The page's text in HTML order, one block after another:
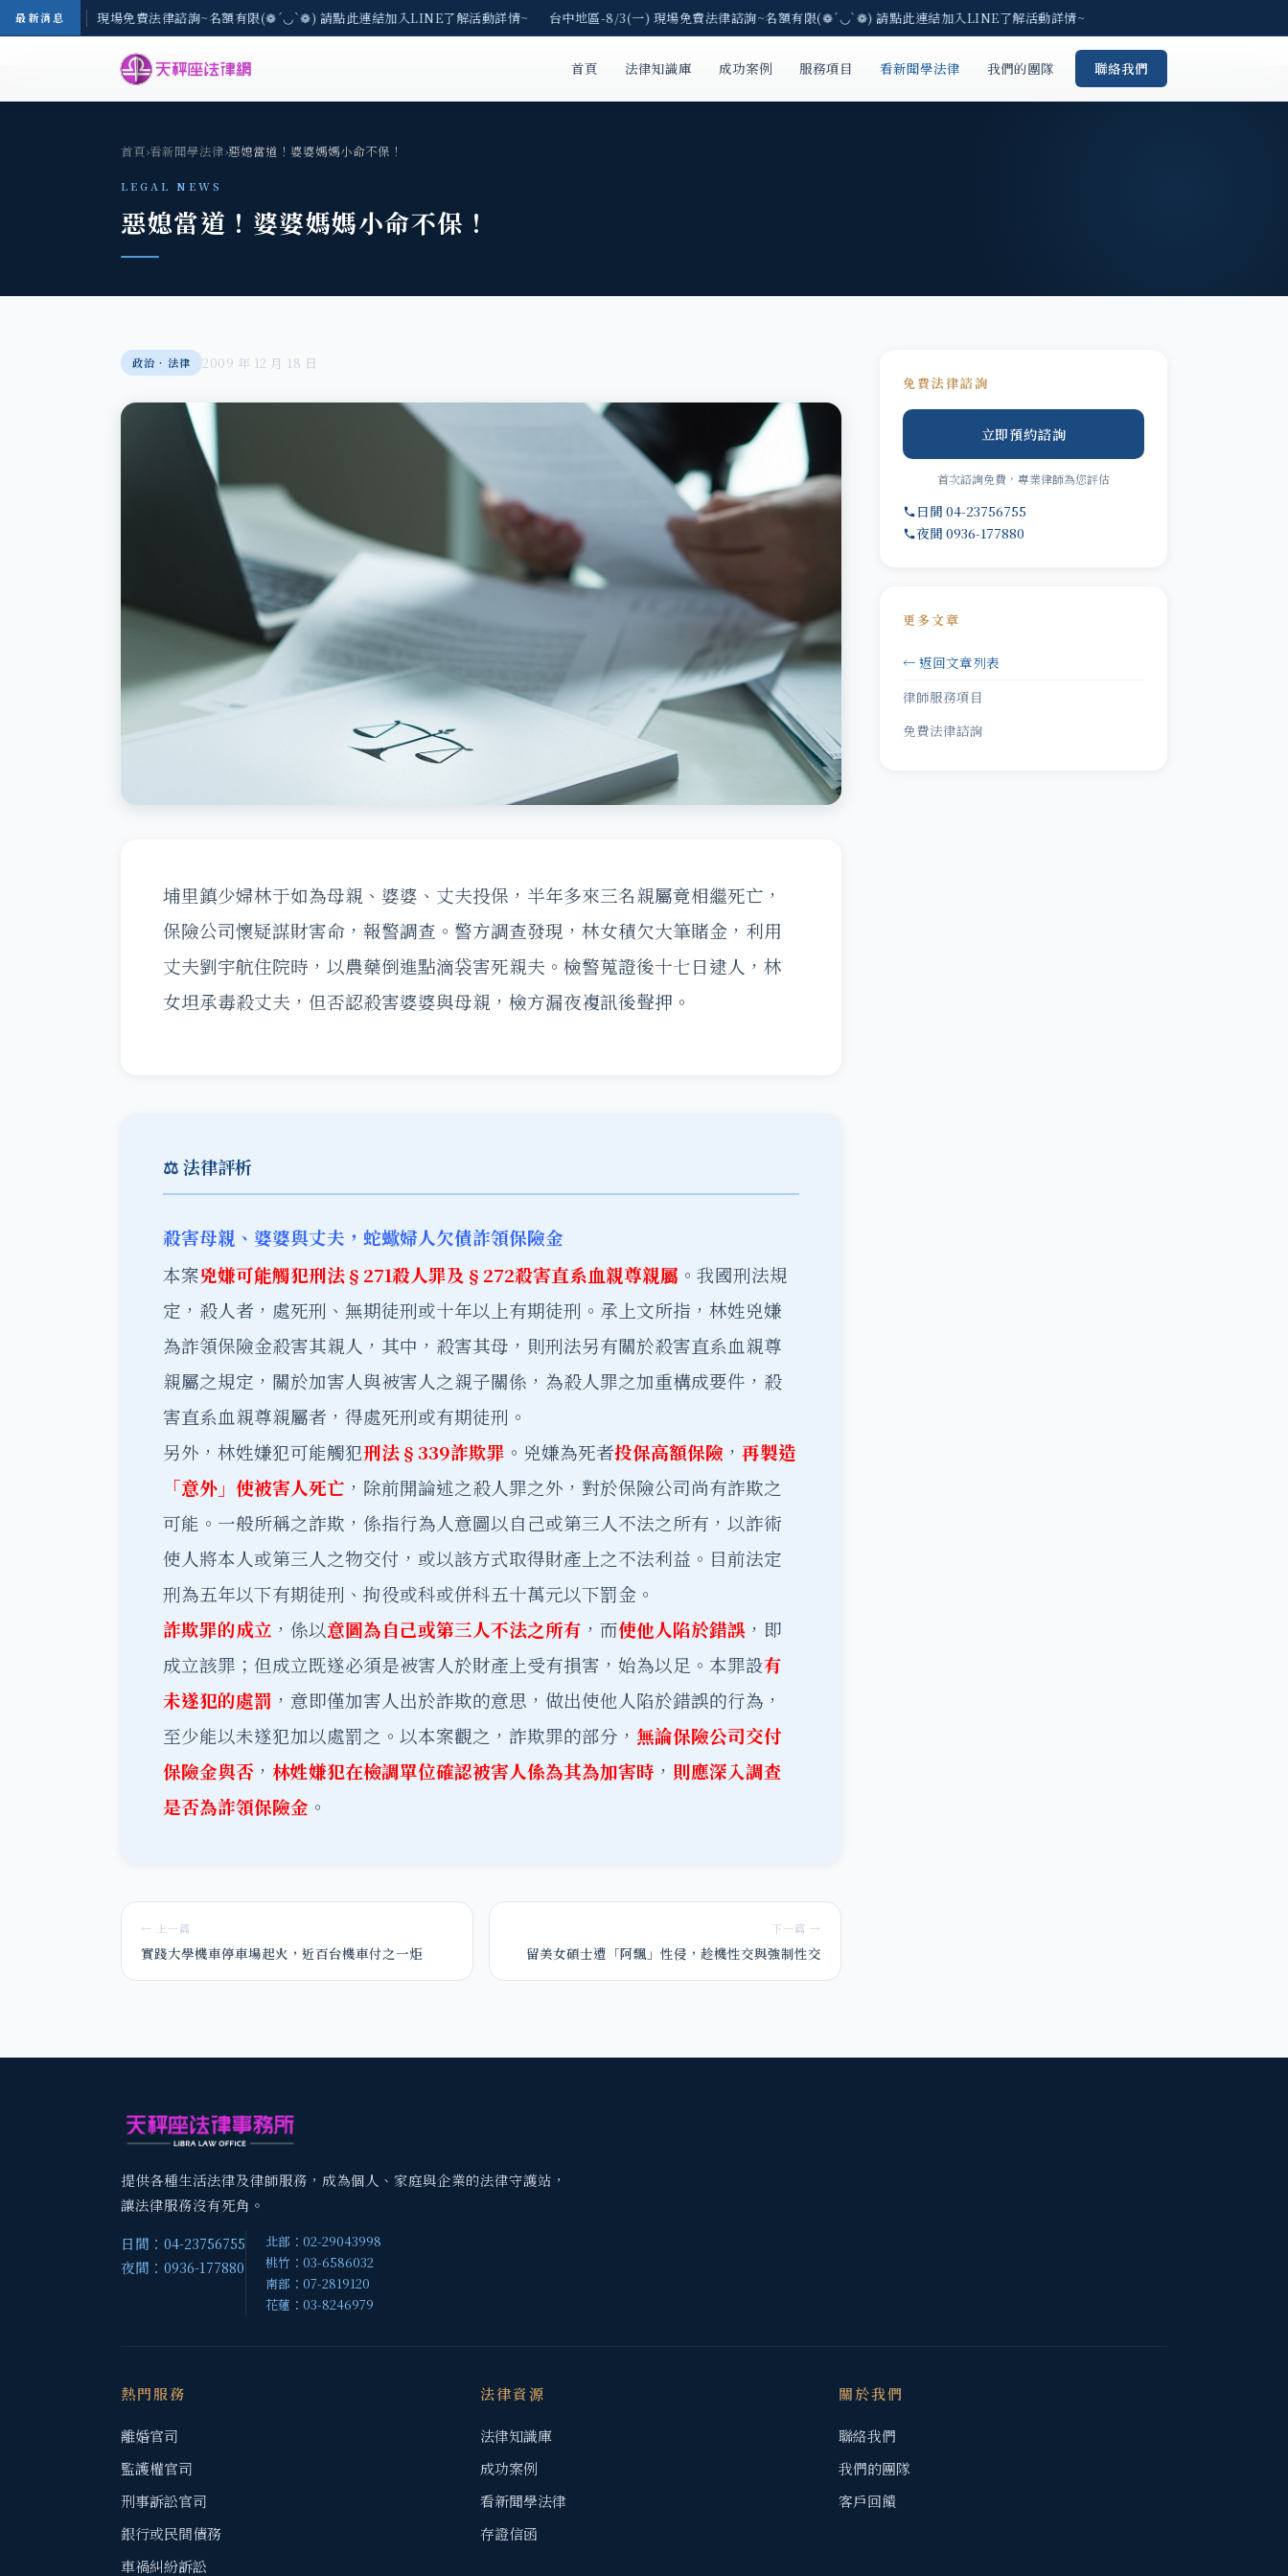
最新消息
地區-8/3(一) 現場免費法律諮詢~名額有限(❁´◡`❁) 請點此連結加入LINE了解活動詳情~ 台中地區-8/3(一) 現場免費法律諮詢~名額有限(❁´◡`❁) 請點此連結加入LINE了解活動詳情~
首頁 法律知識庫 成功案例 服務項目 看新聞學法律 我們的團隊 聯絡我們
首頁›看新聞學法律›惡媳當道！婆婆媽媽小命不保！
LEGAL NEWS
惡媳當道！婆婆媽媽小命不保！
政治‧法律 2009 年 12 月 18 日
埔里鎮少婦林于如為母親、婆婆、丈夫投保，半年多來三名親屬竟相繼死亡，
保險公司懷疑謀財害命，報警調查。警方調查發現，林女積欠大筆賭金，利用
丈夫劉宇航住院時，以農藥倒進點滴袋害死親夫。檢警蒐證後十七日逮人，林
女坦承毒殺丈夫，但否認殺害婆婆與母親，檢方漏夜複訊後聲押。
⚖️ 法律評析
殺害母親、婆婆與丈夫，蛇蠍婦人欠債詐領保險金
本案兇嫌可能觸犯刑法§271殺人罪及§272殺害直系血親尊親屬 。我國刑法規
定，殺人者，處死刑、無期徒刑或十年以上有期徒刑。承上文所指，林姓兇嫌
為詐領保險金殺害其親人，其中，殺害其母，則刑法另有關於殺害直系血親尊
親屬之規定，關於加害人與被害人之親子關係，為殺人罪之加重構成要件，殺
害直系血親尊親屬者，得處死刑或有期徒刑。
另外，林姓嫌犯可能觸犯刑法§339詐欺罪 。兇嫌為死者投保高額保險 ， 再製造
「意外」使被害人死亡 ，除前開論述之殺人罪之外，對於保險公司尚有詐欺之
可能。一般所稱之詐欺，係指行為人意圖以自己或第三人不法之所有，以詐術
使人將本人或第三人之物交付，或以該方式取得財產上之不法利益。目前法定
刑為五年以下有期徒刑、拘役或科或併科五十萬元以下罰金。
詐欺罪的成立 ，係以意圖為自己或第三人不法之所有 ，而使他人陷於錯誤 ，即
成立該罪；但成立既遂必須是被害人於財產上受有損害，始為以足。本罪設有
未遂犯的處罰 ，意即僅加害人出於詐欺的意思，做出使他人陷於錯誤的行為，
至少能以未遂犯加以處罰之。以本案觀之，詐欺罪的部分， 無論保險公司交付
保險金與否 ， 林姓嫌犯在檢調單位確認被害人係為其為加害時 ， 則應深入調查
是否為詐領保險金 。
← 上一篇
實踐大學機車停車場起火，近百台機車付之一炬
下一篇 →
留美女碩士遭「阿飄」性侵，趁機性交與強制性交
免費法律諮詢
立即預約諮詢
首次諮詢免費，專業律師為您評估
日間 04-23756755
夜間 0936-177880
更多文章
← 返回文章列表
律師服務項目
免費法律諮詢
提供各種生活法律及律師服務，成為個人、家庭與企業的法律守護站，
讓法律服務沒有死角。
日間：04-23756755
夜間：0936-177880
北部：02-29043998
桃竹：03-6586032
南部：07-2819120
花蓮：03-8246979
熱門服務
離婚官司
監護權官司
刑事訴訟官司
銀行或民間債務
車禍糾紛訴訟
法律資源
法律知識庫
成功案例
看新聞學法律
存證信函
關於我們
聯絡我們
我們的團隊
客戶回饋